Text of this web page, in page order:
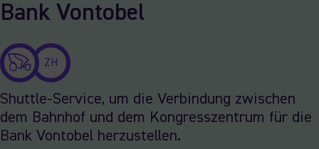
Bank Vontobel
ZH
Shuttle-Service, um die Verbindung zwischen
dem Bahnhof und dem Kongresszentrum für die
Bank Vontobel herzustellen.